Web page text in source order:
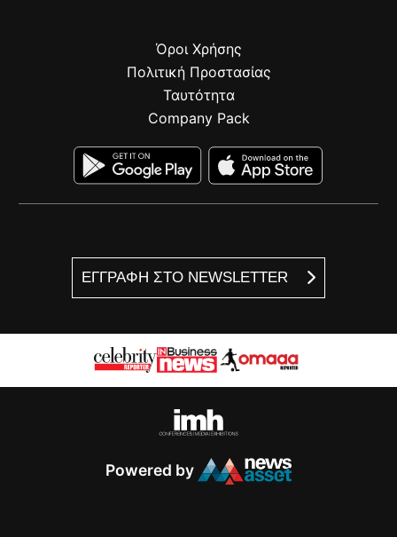
ΕΓΓΡΑΦΗ ΣΤΟ NEWSLETTER
Όροι Χρήσης
Πολιτική Προστασίας
Ταυτότητα
Company Pack
Powered by